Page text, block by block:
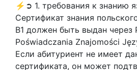
⚡➲ 1. требования к знанию
Сертификат знания
В1 должен быть выдан через
Poświadczania Znajomości
Если абитуриент не имеет
сертификата, он может